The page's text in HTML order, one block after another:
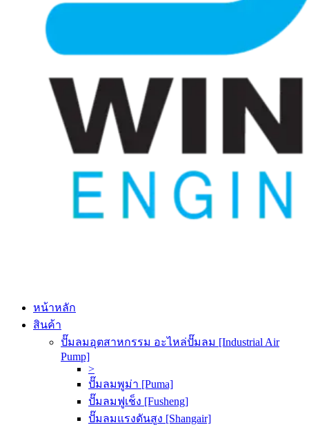
หน้าหลัก
สินค้า
ปั๊มลมอุตสาหกรรม อะไหล่ปั๊มลม [Industrial Air
Pump]
>
ปั๊มลมพูม่า [Puma]
ปั๊มลมฟูเช็ง [Fusheng]
ปั๊มลมแรงดันสูง [Shangair]